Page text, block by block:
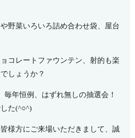
野菜いろいろ詰め合わせ袋、屋台
コレートファウンテン、射的も楽
しょうか？
毎年恒例、はずれ無しの抽選会！
た(^○^)
様方にご来場いただきまして、誠